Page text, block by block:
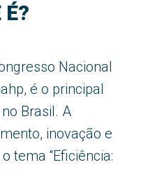
É?
Nacional
é o principal
Brasil. A
inovação e
tema “Eficiência: